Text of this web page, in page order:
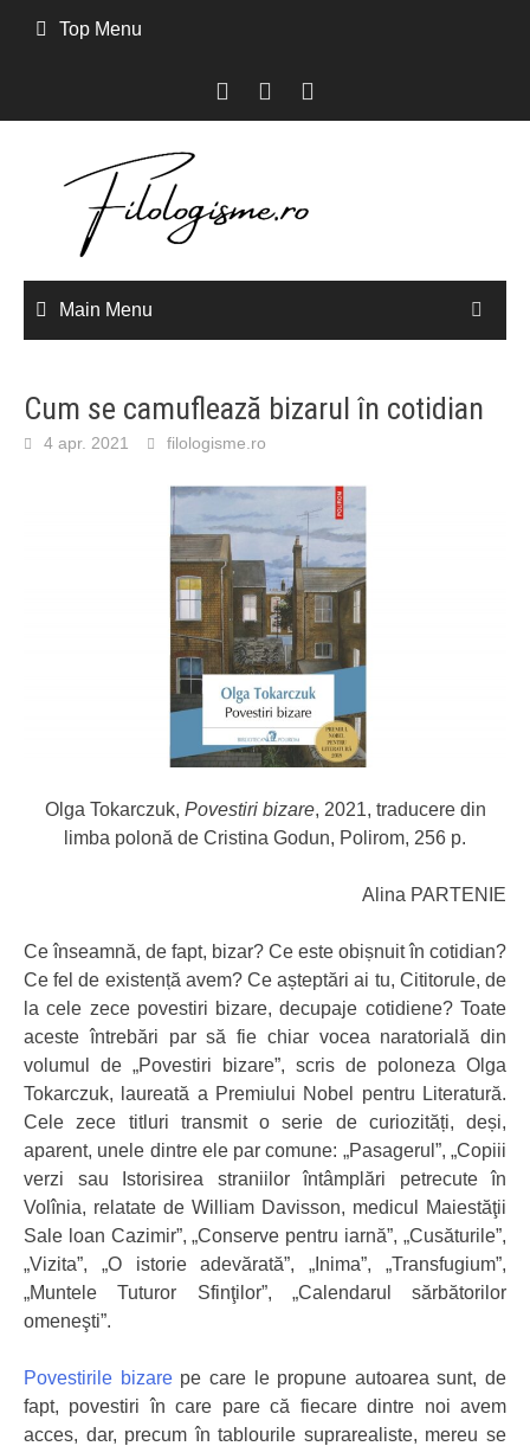
Top Menu
Main Menu
Cum se camuflează bizarul în cotidian
4 apr. 2021 filologisme.ro
Olga Tokarczuk, Povestiri bizare, 2021, traducere din
limba polonă de Cristina Godun, Polirom, 256 p.
Alina PARTENIE
Ce înseamnă, de fapt, bizar? Ce este obișnuit în cotidian?
Ce fel de existență avem? Ce așteptări ai tu, Cititorule, de
la cele zece povestiri bizare, decupaje cotidiene? Toate
aceste întrebări par să fie chiar vocea naratorială din
volumul de „Povestiri bizare”, scris de poloneza Olga
Tokarczuk, laureată a Premiului Nobel pentru Literatură.
Cele zece titluri transmit o serie de curiozități, deși,
aparent, unele dintre ele par comune: „Pasagerul”, „Copiii
verzi sau Istorisirea straniilor întâmplări petrecute în
Volînia, relatate de William Davisson, medicul Maiestăţii
Sale loan Cazimir”, „Conserve pentru iarnă”, „Cusăturile”,
„Vizita”, „O istorie adevărată”, „Inima”, „Transfugium”,
„Muntele Tuturor Sfinţilor”, „Calendarul sărbătorilor
omeneşti”.
Povestirile bizarepe care le propune autoarea sunt, de
fapt, povestiri în care pare că fiecare dintre noi avem
acces, dar, precum în tablourile suprarealiste, mereu se